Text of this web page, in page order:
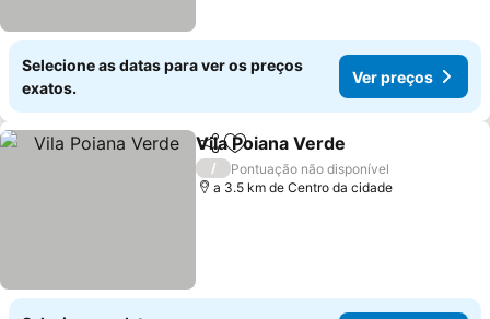
Selecione as datas para ver os preços
exatos.
Ver preços
PartilharAdicionar aos favoritos
Vila Poiana Verde
/
Pontuação não disponível
a 3.5 km de Centro da cidade